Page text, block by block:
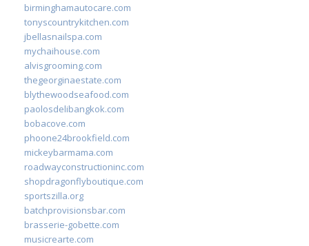
birminghamautocare.com
tonyscountrykitchen.com
jbellasnailspa.com
mychaihouse.com
alvisgrooming.com
thegeorginaestate.com
blythewoodseafood.com
paolosdelibangkok.com
bobacove.com
phoone24brookfield.com
mickeybarmama.com
roadwayconstructioninc.com
shopdragonflyboutique.com
sportszilla.org
batchprovisionsbar.com
brasserie-gobette.com
musicrearte.com